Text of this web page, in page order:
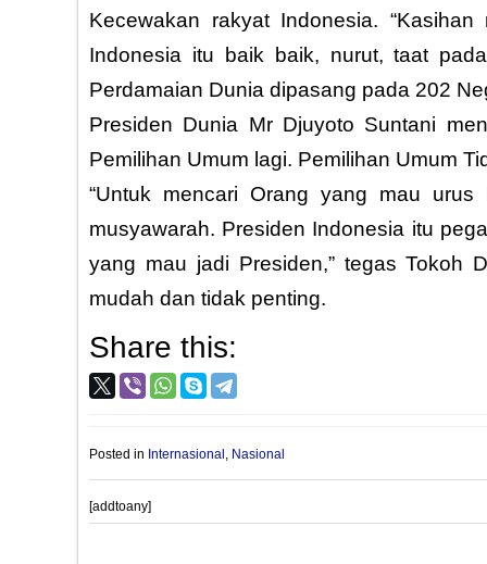
Kecewakan rakyat Indonesia.
Indonesia itu baik baik, nurut, taat
Perdamaian Dunia dipasang pada 202
Presiden Dunia Mr Djuyoto Suntani
Pemilihan Umum lagi. Pemilihan Umum
“Untuk mencari Orang yang mau urus
musyawarah. Presiden Indonesia itu
yang mau jadi Presiden,” tegas Tokoh
mudah dan tidak penting.
Share this:
Posted in Internasional Nasional
[addtoany]